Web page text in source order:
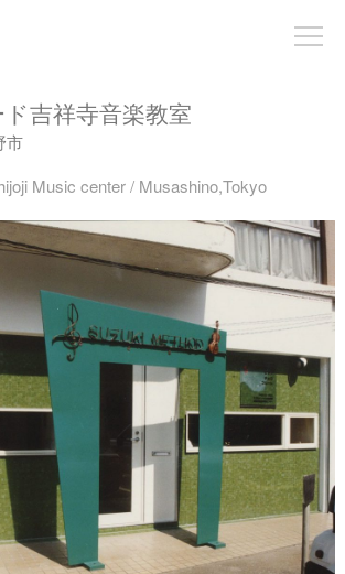
吉祥寺音楽教室
市
Music center / Musashino,Tokyo